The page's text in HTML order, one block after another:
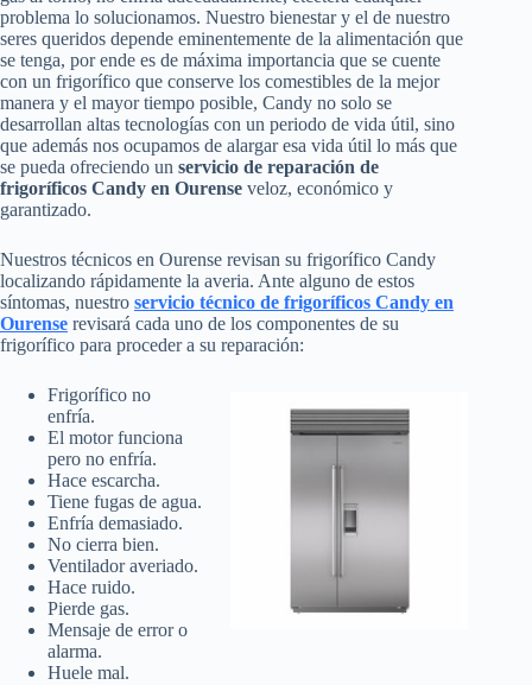
problema lo solucionamos. Nuestro bienestar y el de nuestro
seres queridos depende eminentemente de la alimentación que
se tenga, por ende es de máxima importancia que se cuente
con un frigorífico que conserve los comestibles de la mejor
manera y el mayor tiempo posible, Candy no solo se
desarrollan altas tecnologías con un periodo de vida útil, sino
que además nos ocupamos de alargar esa vida útil lo más que
se pueda ofreciendo un servicio de reparación de
frigoríficos Candy en Ourense veloz, económico y
garantizado.
Nuestros técnicos en Ourense revisan su frigorífico Candy
localizando rápidamente la averia. Ante alguno de estos
síntomas, nuestro servicio técnico de frigoríficos Candy en
Ourense revisará cada uno de los componentes de su
frigorífico para proceder a su reparación:
Frigorífico no
enfría.
El motor funciona
pero no enfría.
Hace escarcha.
Tiene fugas de agua.
Enfría demasiado.
No cierra bien.
Ventilador averiado.
Hace ruido.
Pierde gas.
Mensaje de error o
alarma.
Huele mal.